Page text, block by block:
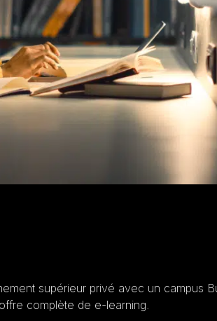
supérieur privé avec un campus
complète de e-learning.